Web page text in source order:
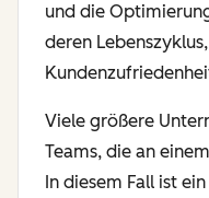
und die
deren
Viele größere
Teams, die an
In diesem Fall ist